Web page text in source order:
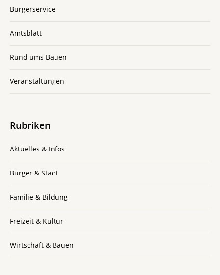
Bürgerservice
Amtsblatt
Rund ums Bauen
Veranstaltungen
Rubriken
Aktuelles & Infos
Bürger & Stadt
Familie & Bildung
Freizeit & Kultur
Wirtschaft & Bauen